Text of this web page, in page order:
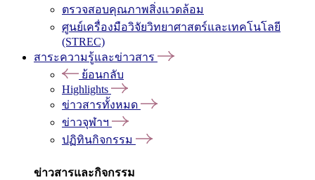
ตรวจสอบคุณภาพสิ่งแวดล้อม
ศูนย์เครื่องมือวิจัยวิทยาศาสตร์และเทคโนโลยี
(STREC)
สาระความรู้และข่าวสาร
ย้อนกลับ
Highlights
ข่าวสารทั้งหมด
ข่าวจุฬาฯ
ปฏิทินกิจกรรม
ข่าวสารและกิจกรรม